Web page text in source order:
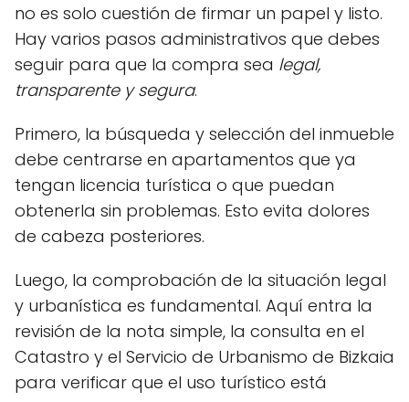
no es solo cuestión de firmar un papel y listo.
Hay varios pasos administrativos que debes
seguir para que la compra sea legal,
transparente y segura.
Primero, la búsqueda y selección del inmueble
debe centrarse en apartamentos que ya
tengan licencia turística o que puedan
obtenerla sin problemas. Esto evita dolores
de cabeza posteriores.
Luego, la comprobación de la situación legal
y urbanística es fundamental. Aquí entra la
revisión de la nota simple, la consulta en el
Catastro y el Servicio de Urbanismo de Bizkaia
para verificar que el uso turístico está